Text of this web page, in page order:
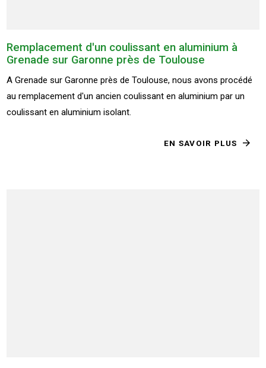
Remplacement d'un coulissant en aluminium à
Grenade sur Garonne près de Toulouse
A Grenade sur Garonne près de Toulouse, nous avons procédé
au remplacement d'un ancien coulissant en aluminium par un
coulissant en aluminium isolant.
EN SAVOIR PLUS